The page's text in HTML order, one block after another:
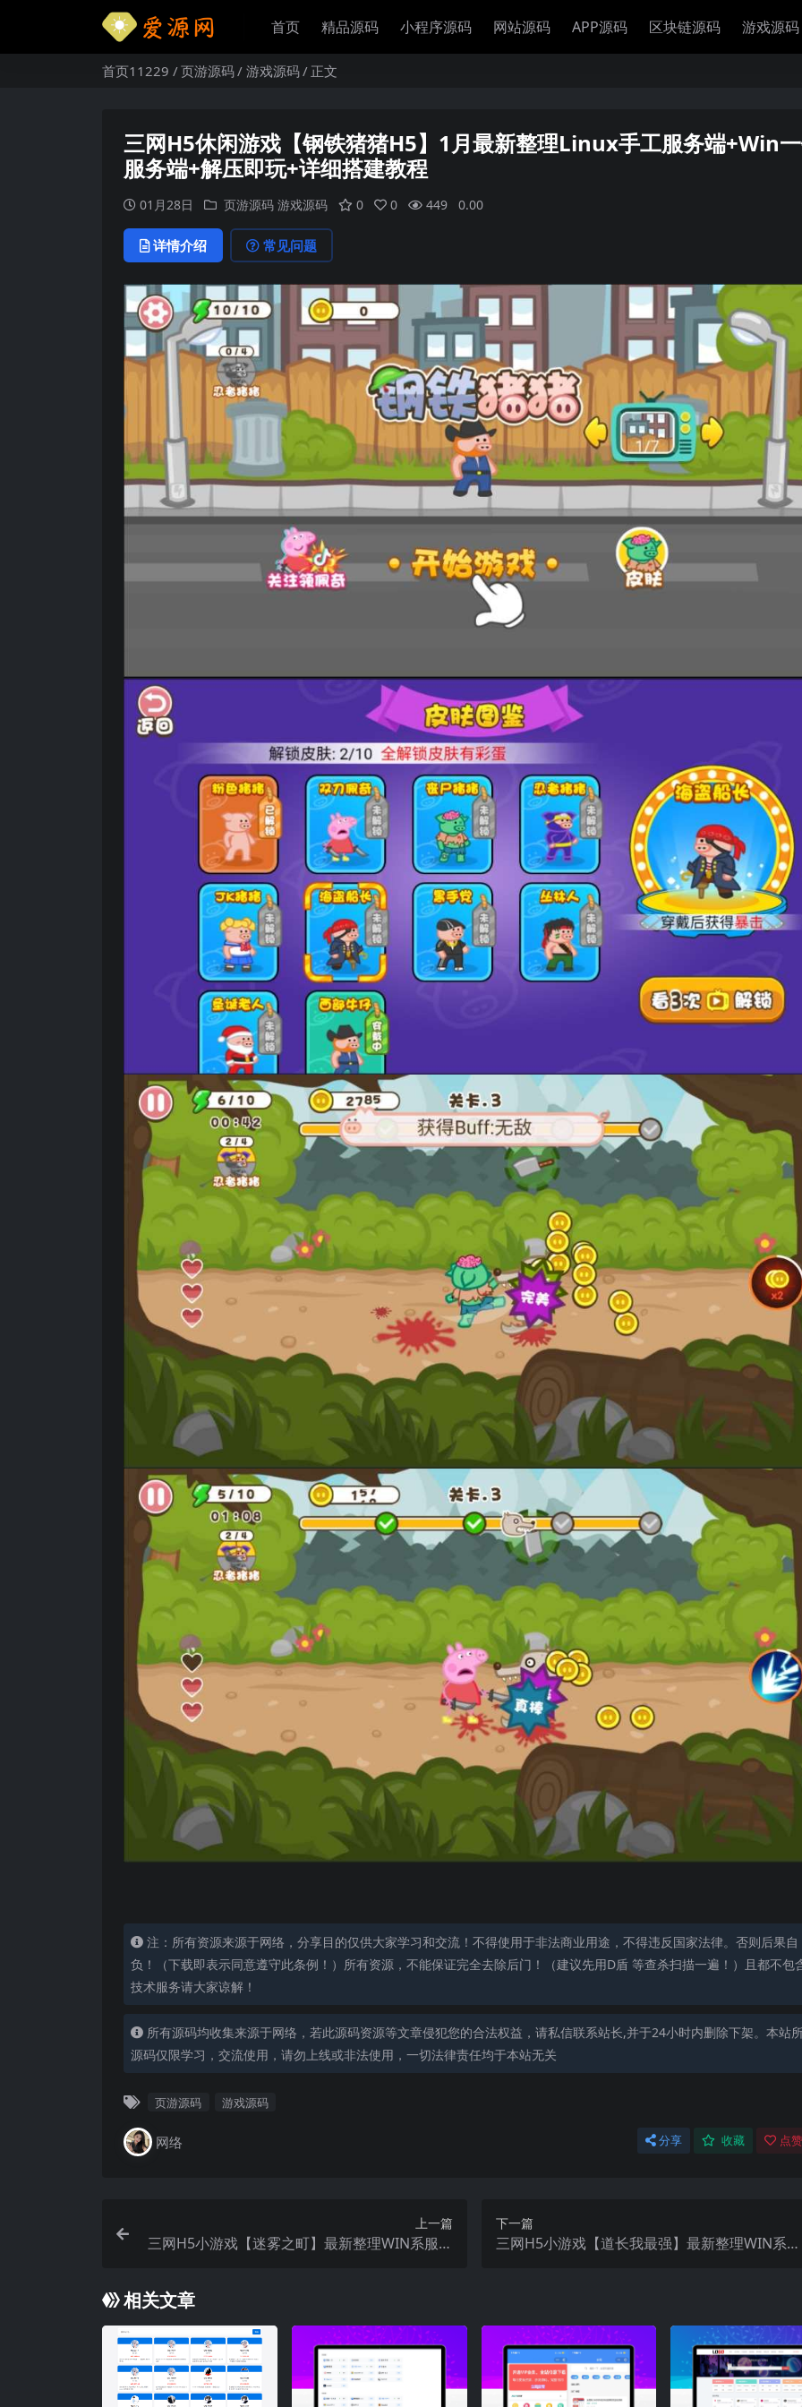
首页 精品源码 小程序源码 网站源码 APP源码 区块链源码 游戏源码
首页11229 页游源码 游戏源码 正文
三网H5休闲游戏【钢铁猪猪H5】1月最新整理Linux手工服务端+Win
服务端+解压即玩+详细搭建教程
01月28日 页游源码 游戏源码 0 0 449 0.00
详情介绍 常见问题
注：所有资源来源于网络，分享目的仅供大家学习和交流！不得使用于非法商业用途，不得违反国家法律。否则后果自
负！（下载即表示同意遵守此条例！）所有资源，不能保证完全去除后门！（建议先用D盾 等查杀扫描一遍！）且都不包
技术服务请大家谅解！
所有源码均收集来源于网络，若此源码资源等文章侵犯您的合法权益，请私信联系站长,并于24小时内删除下架。本站
源码仅限学习，交流使用，请勿上线或非法使用，一切法律责任均于本站无关
页游源码 游戏源码
网络 分享 收藏 点
上一篇
三网H5小游戏【迷雾之町】最新整理WIN系服务
下一篇
三网H5小游戏【道长我最强】最新整理WIN系服
相关文章